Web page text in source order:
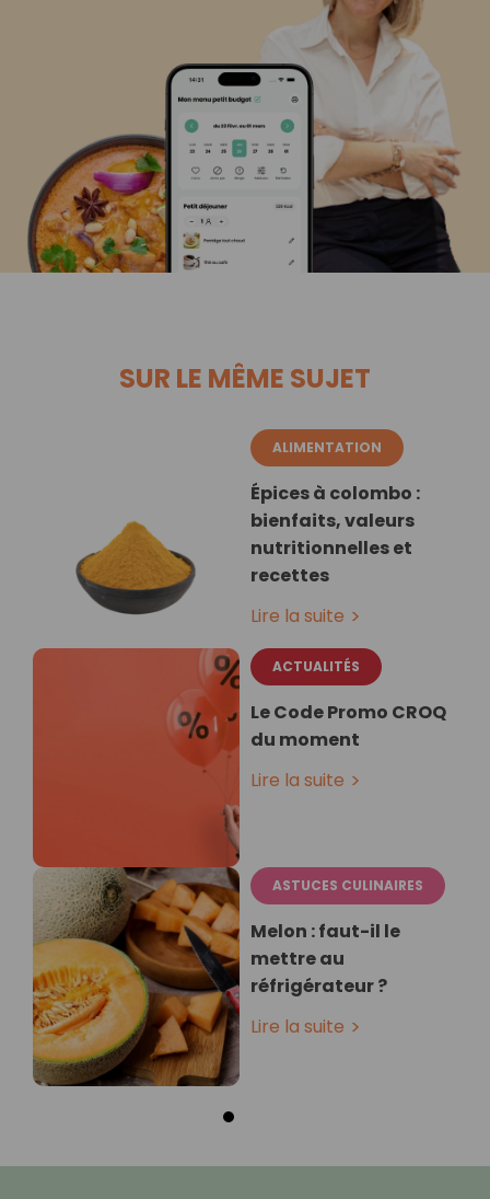
SUR LE MÊME SUJET
ALIMENTATION
Épices à colombo :
bienfaits, valeurs
nutritionnelles et
recettes
Lire la suite
ACTUALITÉS
Le Code Promo CROQ
du moment
Lire la suite
ASTUCES CULINAIRES
Melon : faut-il le
mettre au
réfrigérateur ?
Lire la suite